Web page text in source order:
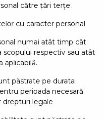
către țări terțe.
cu caracter personal
numai atât timp cât
scopului respectiv sau atât
aplicabilă.
păstrate pe durata
perioada necesară
drepturi legale